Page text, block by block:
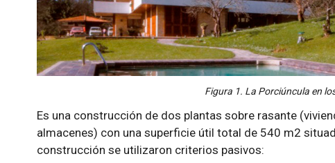
Figura 1. La Porciúncula en
Es una construcción de dos plantas sobre rasante
almacenes) con una superficie útil total de 540 m2
construcción se utilizaron criterios pasivos: